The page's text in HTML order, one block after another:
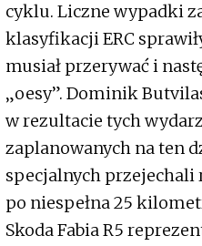
cyklu. Liczne wypadki
klasyfikacji ERC
musiał przerywać i
„oesy”. Dominik
w rezultacie tych
zaplanowanych na ten
specjalnych przejechali
po niespełna 25
Skoda Fabia R5